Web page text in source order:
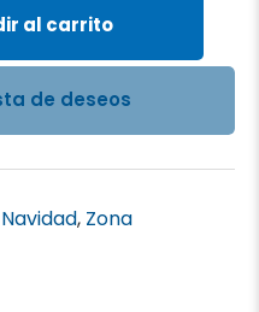
al carrito
de deseos
, Zona